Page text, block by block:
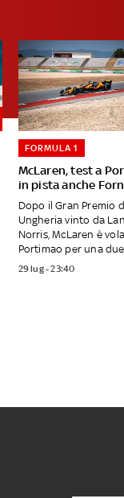
McLaren, test a
in pista anche
FORMULA 1
Dopo il Gran Premio
Ungheria vinto da
Norris, McLaren è
Portimao per una
29 lug - 23:40